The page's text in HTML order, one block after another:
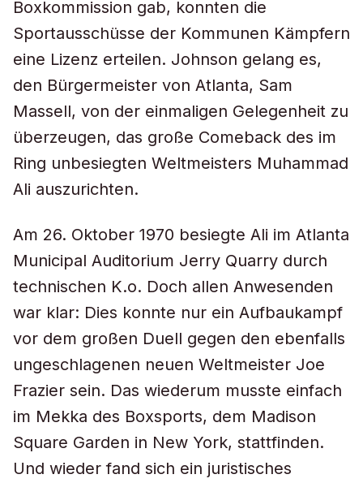
Boxkommission gab, konnten die
Sportausschüsse der Kommunen Kämpfern
eine Lizenz erteilen. Johnson gelang es,
den Bürgermeister von Atlanta, Sam
Massell, von der einmaligen Gelegenheit zu
überzeugen, das große Comeback des im
Ring unbesiegten Weltmeisters Muhammad
Ali auszurichten.
Am 26. Oktober 1970 besiegte Ali im Atlanta
Municipal Auditorium Jerry Quarry durch
technischen K.o. Doch allen Anwesenden
war klar: Dies konnte nur ein Aufbaukampf
vor dem großen Duell gegen den ebenfalls
ungeschlagenen neuen Weltmeister Joe
Frazier sein. Das wiederum musste einfach
im Mekka des Boxsports, dem Madison
Square Garden in New York, stattfinden.
Und wieder fand sich ein juristisches